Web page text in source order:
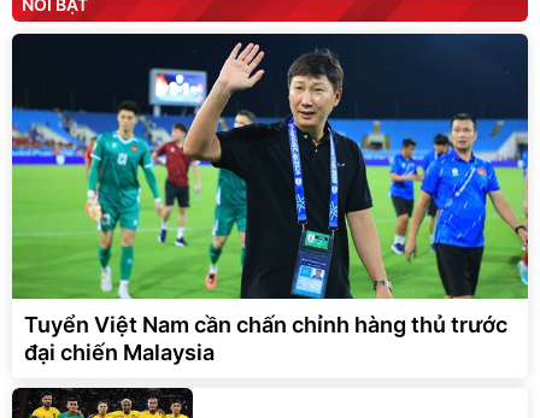
Tuyển Việt Nam cần chấn chỉnh hàng thủ trước
đại chiến Malaysia